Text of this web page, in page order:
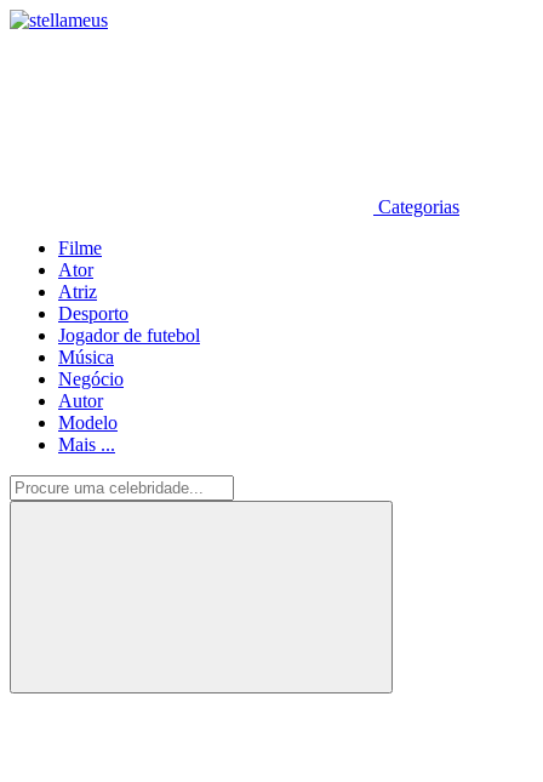
Categorias
Filme
Ator
Atriz
Desporto
Jogador de futebol
Música
Negócio
Autor
Modelo
Mais ...